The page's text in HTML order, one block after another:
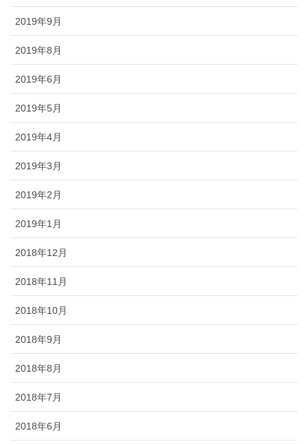
2019年9月
2019年8月
2019年6月
2019年5月
2019年4月
2019年3月
2019年2月
2019年1月
2018年12月
2018年11月
2018年10月
2018年9月
2018年8月
2018年7月
2018年6月